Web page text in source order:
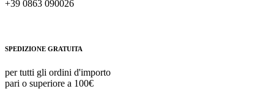
+39 0863 090026
SPEDIZIONE GRATUITA
per tutti gli ordini d'importo
pari o superiore a 100€